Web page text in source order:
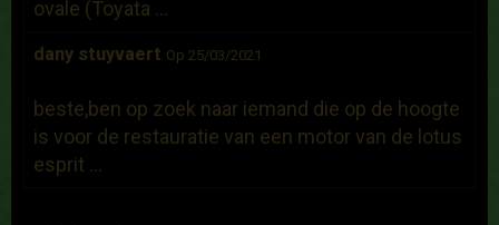
ovale (Toyata ...
dany stuyvaert Op 25/03/2021
beste,ben op zoek naar iemand die op de hoogte
is voor de restauratie van een motor van de lotus
esprit ...